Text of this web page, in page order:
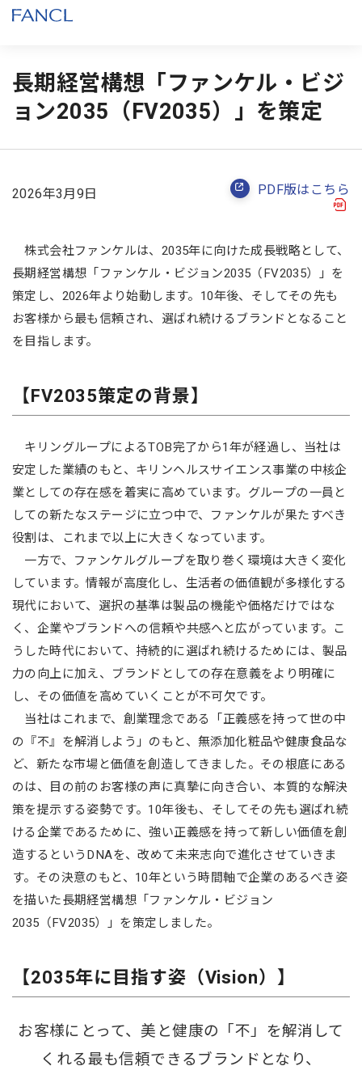
長期経営構想「ファンケル・ビジ
ョン2035（FV2035）」を策定
2026年3月9日 PDF版はこちら
株式会社ファンケルは、2035年に向けた成長戦略として、
長期経営構想「ファンケル・ビジョン2035（FV2035）」を
策定し、2026年より始動します。10年後、そしてその先も
お客様から最も信頼され、選ばれ続けるブランドとなること
を目指します。
【FV2035策定の背景】
キリングループによるTOB完了から1年が経過し、当社は
安定した業績のもと、キリンヘルスサイエンス事業の中核企
業としての存在感を着実に高めています。グループの一員と
しての新たなステージに立つ中で、ファンケルが果たすべき
役割は、これまで以上に大きくなっています。
一方で、ファンケルグループを取り巻く環境は大きく変化
しています。情報が高度化し、生活者の価値観が多様化する
現代において、選択の基準は製品の機能や価格だけではな
く、企業やブランドへの信頼や共感へと広がっています。こ
うした時代において、持続的に選ばれ続けるためには、製品
力の向上に加え、ブランドとしての存在意義をより明確に
し、その価値を高めていくことが不可欠です。
当社はこれまで、創業理念である「正義感を持って世の中
の『不』を解消しよう」のもと、無添加化粧品や健康食品な
ど、新たな市場と価値を創造してきました。その根底にある
のは、目の前のお客様の声に真摯に向き合い、本質的な解決
策を提示する姿勢です。10年後も、そしてその先も選ばれ続
ける企業であるために、強い正義感を持って新しい価値を創
造するというDNAを、改めて未来志向で進化させていきま
す。その決意のもと、10年という時間軸で企業のあるべき姿
を描いた長期経営構想「ファンケル・ビジョン
2035（FV2035）」を策定しました。
【2035年に目指す姿（Vision）】
お客様にとって、美と健康の「不」を解消して
くれる最も信頼できるブランドとなり、